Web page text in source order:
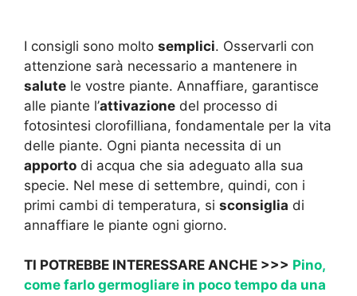
I consigli sono molto semplici. Osservarli con
attenzione sarà necessario a mantenere in
salute le vostre piante. Annaffiare, garantisce
alle piante l’attivazione del processo di
fotosintesi clorofilliana, fondamentale per la vita
delle piante. Ogni pianta necessita di un
apporto di acqua che sia adeguato alla sua
specie. Nel mese di settembre, quindi, con i
primi cambi di temperatura, si sconsiglia di
annaffiare le piante ogni giorno.
TI POTREBBE INTERESSARE ANCHE >>> Pino,
come farlo germogliare in poco tempo da una